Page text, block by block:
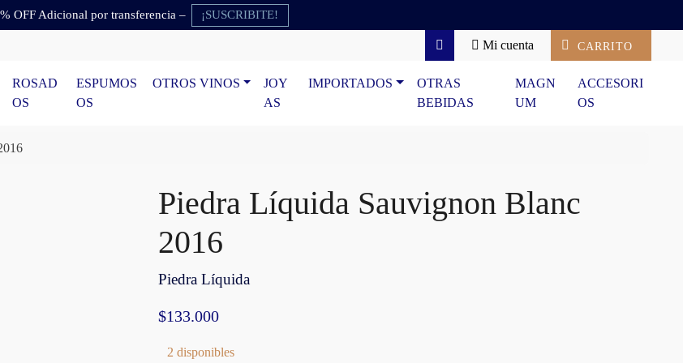
OFF Adicional por transferencia – ¡SUSCRIBITE!
Search
Mi cuenta CARRITO
ROSAD
OS
ESPUMOS
OS
OTROS VINOS
JOY
AS
IMPORTADOS
OTRAS
BEBIDAS
MAGN
UM
ACCESORI
OS
Piedra Líquida Sauvignon Blanc
2016
Piedra Líquida
$133.000
2 disponibles